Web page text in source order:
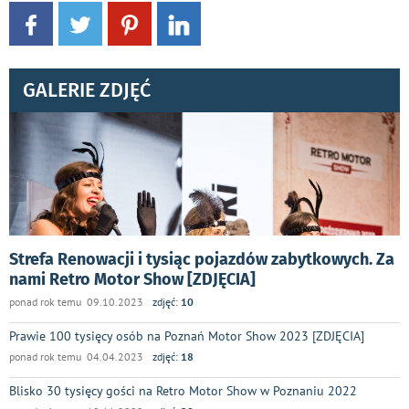
GALERIE ZDJĘĆ
Strefa Renowacji i tysiąc pojazdów zabytkowych. Za
nami Retro Motor Show [ZDJĘCIA]
ponad rok temu 09.10.2023 zdjęć: 10
Prawie 100 tysięcy osób na Poznań Motor Show 2023 [ZDJĘCIA]
ponad rok temu 04.04.2023 zdjęć: 18
Blisko 30 tysięcy gości na Retro Motor Show w Poznaniu 2022